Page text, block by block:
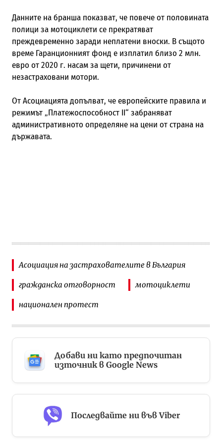
Данните на бранша показват, че повече от половината
полици за мотоциклети се прекратяват
преждевременно заради неплатени вноски. В същото
време Гаранционният фонд е изплатил близо 2 млн.
евро от 2020 г. насам за щети, причинени от
незастраховани мотори.
От Асоциацията допълват, че европейските правила и
режимът „Платежоспособност II“ забраняват
административното определяне на цени от страна на
държавата.
Асоциация на застрахователите в България
гражданска отговорност мотоциклети
национален протест
Добави ни като предпочитан
източник в Google News
Последвайте ни във Viber